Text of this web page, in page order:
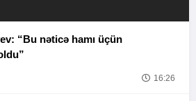
“Bu nəticə hamı üçün
16:26